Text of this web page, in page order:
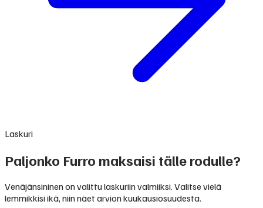
Laskuri
Paljonko Furro maksaisi tälle rodulle?
Venäjänsininen on valittu laskuriin valmiiksi. Valitse vielä
lemmikkisi ikä, niin näet arvion kuukausiosuudesta.